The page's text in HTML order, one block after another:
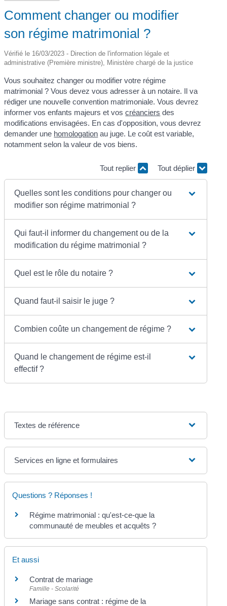
Comment changer ou modifier
son régime matrimonial ?
Vérifié le 16/03/2023 - Direction de l'information légale et
administrative (Première ministre), Ministère chargé de la justice
Vous souhaitez changer ou modifier votre régime
matrimonial ? Vous devez vous adresser à un notaire. Il va
rédiger une nouvelle convention matrimoniale. Vous devrez
informer vos enfants majeurs et voscréanciers des
modifications envisagées. En cas d'opposition, vous devrez
demander une homologation au juge. Le coût est variable,
notamment selon la valeur de vos biens.
Tout replier Tout déplier
Quelles sont les conditions pour changer ou
modifier son régime matrimonial ?
Qui faut-il informer du changement ou de la
modification du régime matrimonial ?
Quel est le rôle du notaire ?
Quand faut-il saisir le juge ?
Combien coûte un changement de régime ?
Quand le changement de régime est-il
effectif ?
Textes de référence
Services en ligne et formulaires
Questions ? Réponses !
Régime matrimonial : qu'est-ce-que la
communauté de meubles et acquêts ?
Et aussi
Contrat de mariage
Famille - Scolarité
Mariage sans contrat : régime de la